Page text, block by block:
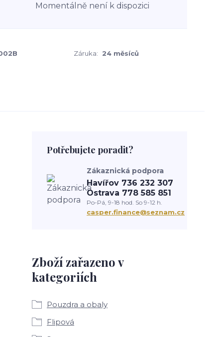
Momentálně není k dispozici
Záruka: 24 měsíců
Zboží zařazeno v
kategoriích
Pouzdra a obaly
Flipová
Potřebujete poradit?
Zákaznická podpora
Havířov 736 232 307
Ostrava 778 585 851
Po-Pá, 9-18 hod. So 9-12 h.
casper.finance@seznam.cz